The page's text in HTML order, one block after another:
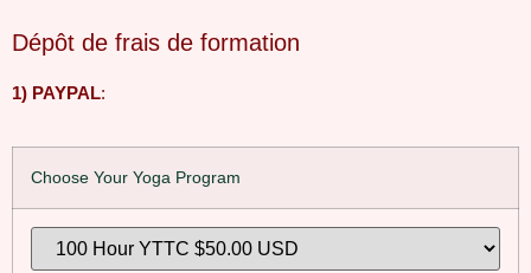
Dépôt de frais de formation
1) PAYPAL:
Choose Your Yoga Program